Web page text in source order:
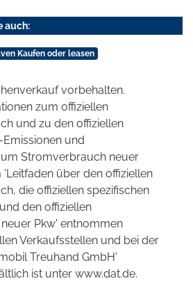
auch:
Kaufen oder leasen
vorbehalten.
zum offiziellen
und zu den offiziellen
-Emissionen und
Stromverbrauch neuer
'Leitfaden über den offiziellen
die offiziellen spezifischen
den offiziellen
Pkw' entnommen
Verkaufsstellen und bei der
Treuhand GmbH'
ist unter www.dat.de.